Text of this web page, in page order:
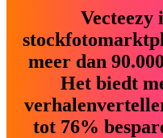
Vecteezy
meer dan
Het biedt
tot 76%